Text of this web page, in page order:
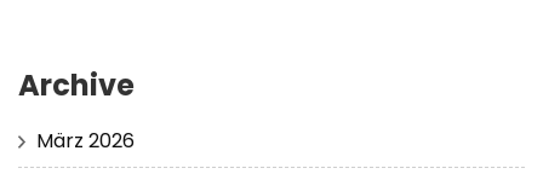
Archive
März 2026